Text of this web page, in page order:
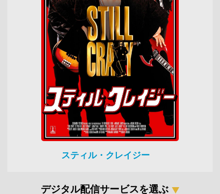
スティル・クレイジー
デジタル配信サービスを選ぶ